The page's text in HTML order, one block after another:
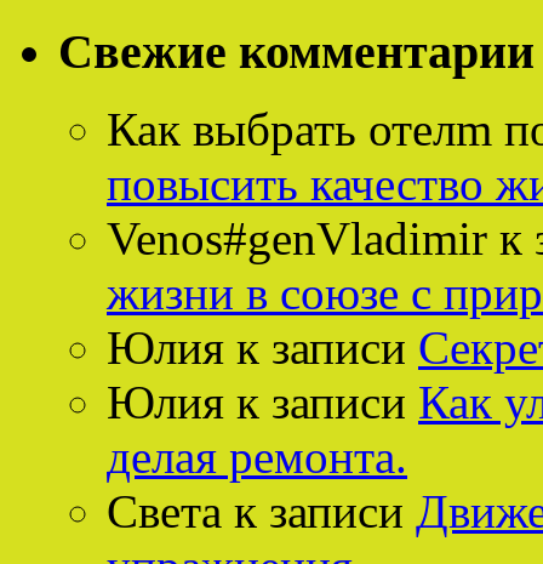
Свежие комментарии
Как выбрать отелm
повысить качество
Venos#genVladimir к
жизни в союзе с
Юлия к записи
Юлия к записи Как
делая ремонта.
Света к записи